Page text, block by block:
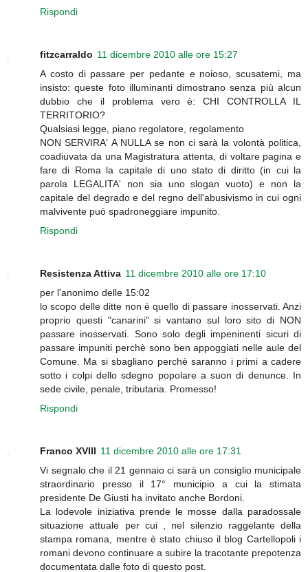
Rispondi
fitzcarraldo 11 dicembre 2010 alle ore 15:27
A costo di passare per pedante e noioso, scusatemi, ma
insisto: queste foto illuminanti dimostrano senza più alcun
dubbio che il problema vero è: CHI CONTROLLA IL
TERRITORIO?
Qualsiasi legge, piano regolatore, regolamento
NON SERVIRA' A NULLA se non ci sarà la volontà politica,
coadiuvata da una Magistratura attenta, di voltare pagina e
fare di Roma la capitale di uno stato di diritto (in cui la
parola LEGALITA' non sia uno slogan vuoto) e non la
capitale del degrado e del regno dell'abusivismo in cui ogni
malvivente può spadroneggiare impunito.
Rispondi
Resistenza Attiva 11 dicembre 2010 alle ore 17:10
per l'anonimo delle 15:02
lo scopo delle ditte non è quello di passare inosservati. Anzi
proprio questi "canarini" si vantano sul loro sito di NON
passare inosservati. Sono solo degli impeninenti sicuri di
passare impuniti perchè sono ben appoggiati nelle aule del
Comune. Ma si sbagliano perchè saranno i primi a cadere
sotto i colpi dello sdegno popolare a suon di denunce. In
sede civile, penale, tributaria. Promesso!
Rispondi
Franco XVIII 11 dicembre 2010 alle ore 17:31
Vi segnalo che il 21 gennaio ci sarà un consiglio municipale
straordinario presso il 17° municipio a cui la stimata
presidente De Giusti ha invitato anche Bordoni.
La lodevole iniziativa prende le mosse dalla paradossale
situazione attuale per cui , nel silenzio raggelante della
stampa romana, mentre è stato chiuso il blog Cartellopoli i
romani devono continuare a subire la tracotante prepotenza
documentata dalle foto di questo post.